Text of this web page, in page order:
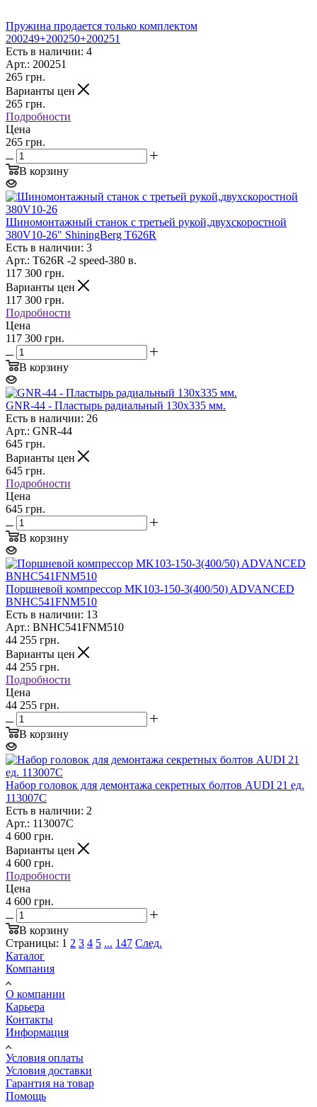
Пружина продается только комплектом
200249+200250+200251
Есть в наличии: 4
Арт.: 200251
265 грн.
Варианты цен
265 грн.
Подробности
Цена
265 грн.
В корзину
Шиномонтажный станок с третьей рукой,двухскоростной
380V10-26" ShiningBerg T626R
Есть в наличии: 3
Арт.: T626R -2 speed-380 в.
117 300 грн.
Варианты цен
117 300 грн.
Подробности
Цена
117 300 грн.
В корзину
GNR-44 - Пластырь радиальный 130х335 мм.
Есть в наличии: 26
Арт.: GNR-44
645 грн.
Варианты цен
645 грн.
Подробности
Цена
645 грн.
В корзину
Поршневой компрессор MK103-150-3(400/50) ADVANCED
BNHC541FNM510
Есть в наличии: 13
Арт.: BNHC541FNM510
44 255 грн.
Варианты цен
44 255 грн.
Подробности
Цена
44 255 грн.
В корзину
Набор головок для демонтажа секретных болтов AUDI 21 ед.
113007C
Есть в наличии: 2
Арт.: 113007C
4 600 грн.
Варианты цен
4 600 грн.
Подробности
Цена
4 600 грн.
В корзину
Страницы: 1 2 3 4 5 ... 147 След.
Каталог
Компания
О компании
Карьера
Контакты
Информация
Условия оплаты
Условия доставки
Гарантия на товар
Помощь